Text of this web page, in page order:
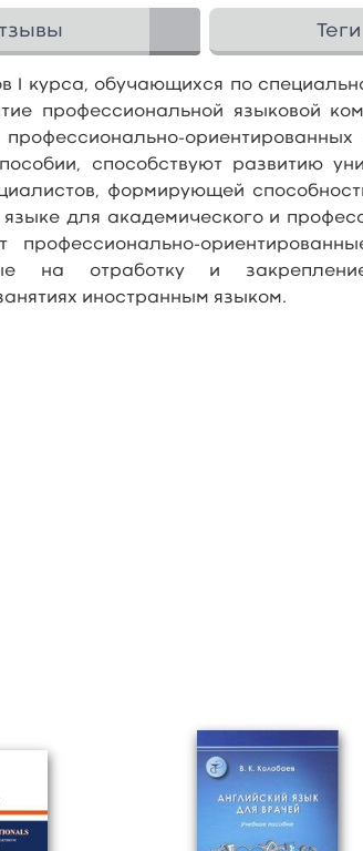
Теги
I курса, обучающихся по
профессиональной языковой
способствуют развитию
формирующей
для академического и
профессионально-
на отработку и
иностранным языком.